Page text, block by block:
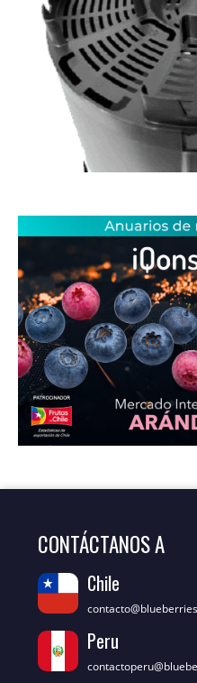
CONTÁCTANOS A
Chile
Peru